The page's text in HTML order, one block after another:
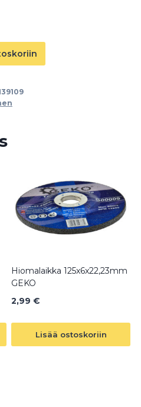
Hiomalaikka 125x6x22,23mm
GEKO
2,99 €
Lisää ostoskoriin